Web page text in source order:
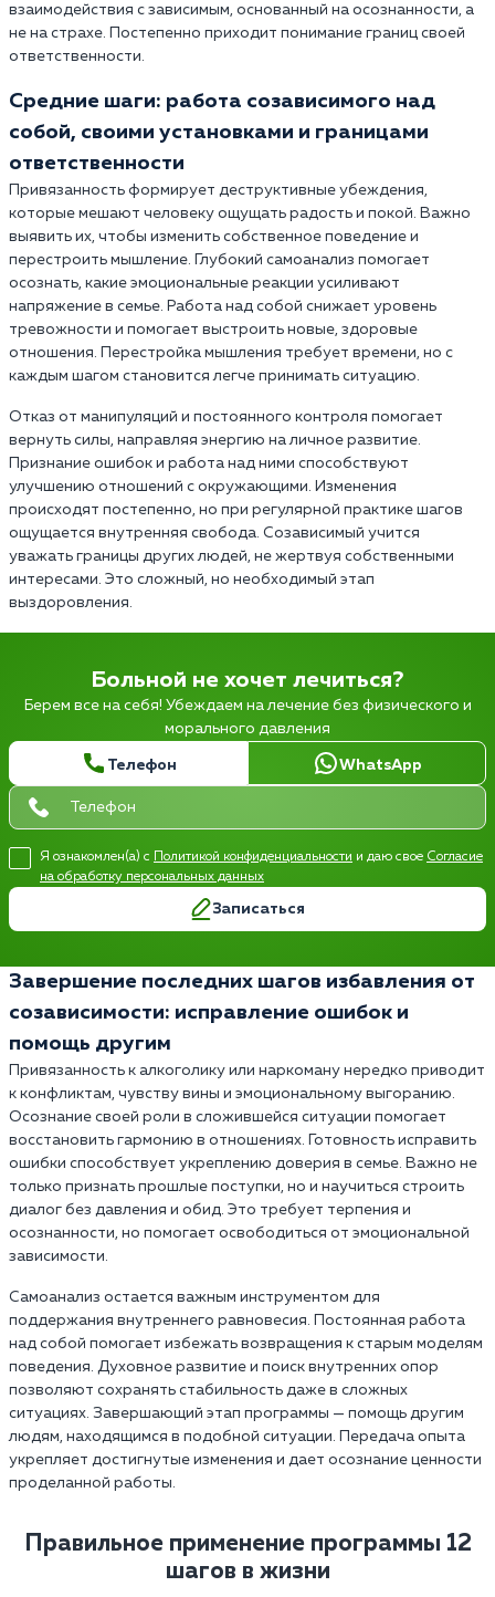
взаимодействия с зависимым, основанный на осознанности, а
не на страхе. Постепенно приходит понимание границ своей
ответственности.
Средние шаги: работа созависимого над
собой, своими установками и границами
ответственности
Привязанность формирует деструктивные убеждения,
которые мешают человеку ощущать радость и покой. Важно
выявить их, чтобы изменить собственное поведение и
перестроить мышление. Глубокий самоанализ помогает
осознать, какие эмоциональные реакции усиливают
напряжение в семье. Работа над собой снижает уровень
тревожности и помогает выстроить новые, здоровые
отношения. Перестройка мышления требует времени, но с
каждым шагом становится легче принимать ситуацию.
Отказ от манипуляций и постоянного контроля помогает
вернуть силы, направляя энергию на личное развитие.
Признание ошибок и работа над ними способствуют
улучшению отношений с окружающими. Изменения
происходят постепенно, но при регулярной практике шагов
ощущается внутренняя свобода. Созависимый учится
уважать границы других людей, не жертвуя собственными
интересами. Это сложный, но необходимый этап
выздоровления.
Больной не хочет лечиться?
Берем все на себя! Убеждаем на лечение без физического и
морального давления
Телефон WhatsApp
Я ознакомлен(а) с Политикой конфиденциальности и даю свое Согласие
на обработку персональных данных
Записаться
Завершение последних шагов избавления от
созависимости: исправление ошибок и
помощь другим
Привязанность к алкоголику или наркоману нередко приводит
к конфликтам, чувству вины и эмоциональному выгоранию.
Осознание своей роли в сложившейся ситуации помогает
восстановить гармонию в отношениях. Готовность исправить
ошибки способствует укреплению доверия в семье. Важно не
только признать прошлые поступки, но и научиться строить
диалог без давления и обид. Это требует терпения и
осознанности, но помогает освободиться от эмоциональной
зависимости.
Самоанализ остается важным инструментом для
поддержания внутреннего равновесия. Постоянная работа
над собой помогает избежать возвращения к старым моделям
поведения. Духовное развитие и поиск внутренних опор
позволяют сохранять стабильность даже в сложных
ситуациях. Завершающий этап программы — помощь другим
людям, находящимся в подобной ситуации. Передача опыта
укрепляет достигнутые изменения и дает осознание ценности
проделанной работы.
Правильное применение программы 12
шагов в жизни